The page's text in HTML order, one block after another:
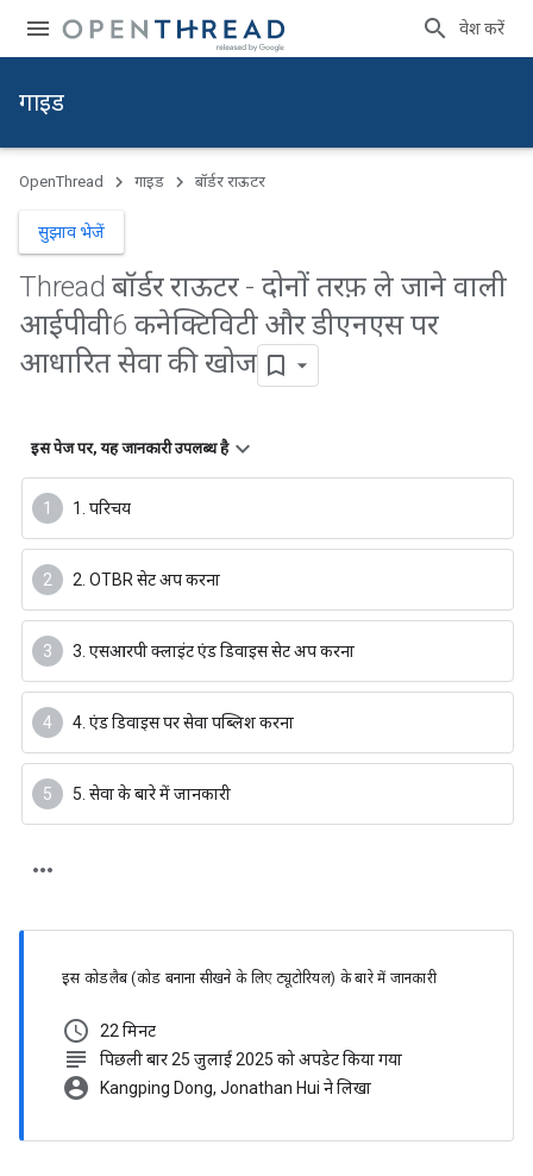
प्रवेश करें
गाइड
OpenThread गाइड बॉर्डर राऊटर
सुझाव भेजें
Thread बॉर्डर राऊटर - दोनों तरफ़ ले जाने वाली
आईपीवी6 कनेक्टिविटी और डीएनएस पर
आधारित सेवा की खोज
इस पेज पर, यह जानकारी उपलब्ध है
1. परिचय
2. OTBR सेट अप करना
3. एसआरपी क्लाइंट एंड डिवाइस सेट अप करना
4. एंड डिवाइस पर सेवा पब्लिश करना
5. सेवा के बारे में जानकारी
इस कोडलैब (कोड बनाना सीखने के लिए ट्यूटोरियल) के बारे में जानकारी
schedule 22 मिनट
subject पिछली बार 25 जुलाई 2025 को अपडेट किया गया
account_circle Kangping Dong, Jonathan Hui ने लिखा